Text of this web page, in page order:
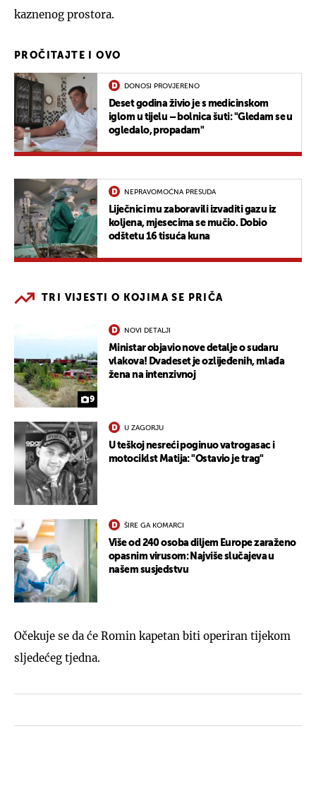
kaznenog prostora.
PROČITAJTE I OVO
DONOSI PROVJERENO
Deset godina živio je s medicinskom
iglom u tijelu – bolnica šuti: "Gledam se u
ogledalo, propadam"
NEPRAVOMOĆNA PRESUDA
Liječnici mu zaboravili izvaditi gazu iz
koljena, mjesecima se mučio. Dobio
odštetu 16 tisuća kuna
TRI VIJESTI O KOJIMA SE PRIČA
9
NOVI DETALJI
Ministar objavio nove detalje o sudaru
vlakova! Dvadeset je ozlijeđenih, mlađa
žena na intenzivnoj
U ZAGORJU
U teškoj nesreći poginuo vatrogasac i
motociklst Matija: "Ostavio je trag"
ŠIRE GA KOMARCI
Više od 240 osoba diljem Europe zaraženo
opasnim virusom: Najviše slučajeva u
našem susjedstvu
Očekuje se da će Romin kapetan biti operiran tijekom
sljedećeg tjedna.